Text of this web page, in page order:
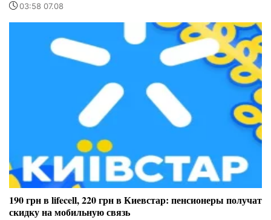
03:58 07.08
190 грн в lifecell, 220 грн в Киевстар: пенсионеры получат
скидку на мобильную связь